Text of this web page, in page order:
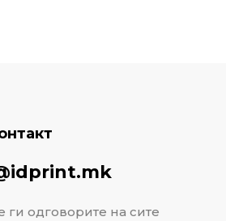
ги одговорите на сите